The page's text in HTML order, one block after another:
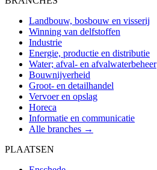
Landbouw, bosbouw en visserij
Winning van delfstoffen
Industrie
Energie, productie en distributie
Water; afval- en afvalwaterbeheer
Bouwnijverheid
Groot- en detailhandel
Vervoer en opslag
Horeca
Informatie en communicatie
Alle branches →
PLAATSEN